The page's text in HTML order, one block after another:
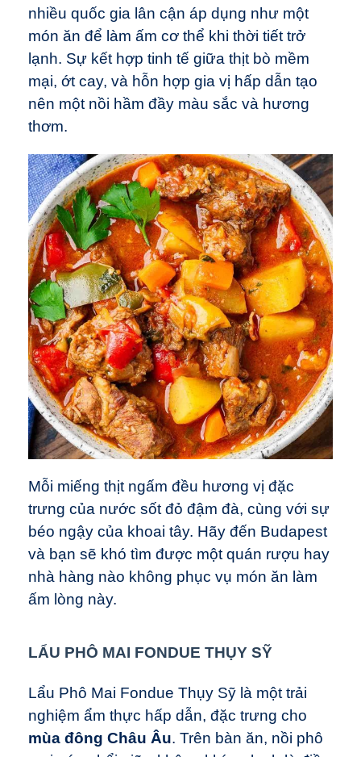
nhiều quốc gia lân cận áp dụng như một
món ăn để làm ấm cơ thể khi thời tiết trở
lạnh. Sự kết hợp tinh tế giữa thịt bò mềm
mại, ớt cay, và hỗn hợp gia vị hấp dẫn tạo
nên một nồi hầm đầy màu sắc và hương
thơm.
Mỗi miếng thịt ngấm đều hương vị đặc
trưng của nước sốt đỏ đậm đà, cùng với sự
béo ngậy của khoai tây. Hãy đến Budapest
và bạn sẽ khó tìm được một quán rượu hay
nhà hàng nào không phục vụ món ăn làm
ấm lòng này.
LẨU PHÔ MAI FONDUE THỤY SỸ
Lẩu Phô Mai Fondue Thụy Sỹ là một trải
nghiệm ẩm thực hấp dẫn, đặc trưng cho
mùa đông Châu Âu. Trên bàn ăn, nồi phô